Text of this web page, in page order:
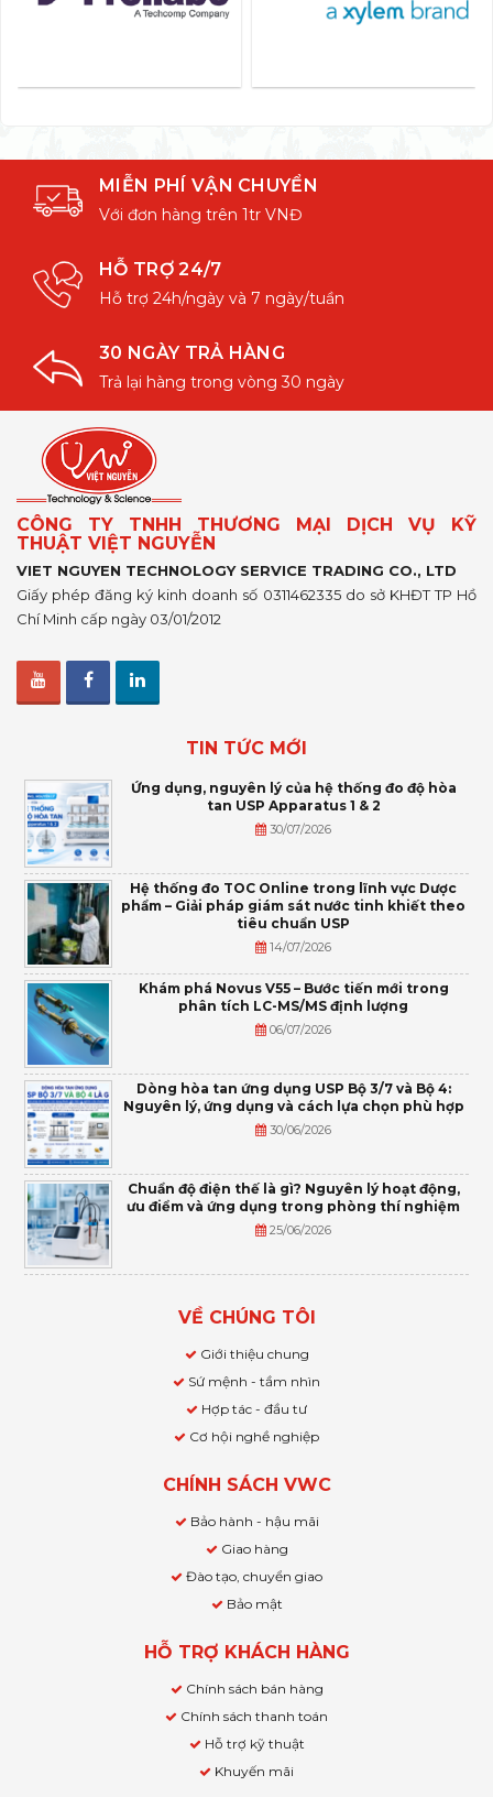
MIỄN PHÍ VẬN CHUYỂN
Với đơn hàng trên 1tr VNĐ
HỖ TRỢ 24/7
Hỗ trợ 24h/ngày và 7 ngày/tuần
30 NGÀY TRẢ HÀNG
Trả lại hàng trong vòng 30 ngày
CÔNG TY TNHH THƯƠNG MẠI DỊCH VỤ KỸ
THUẬT VIỆT NGUYỄN
VIET NGUYEN TECHNOLOGY SERVICE TRADING CO., LTD
Giấy phép đăng ký kinh doanh số 0311462335 do sở KHĐT TP Hồ
Chí Minh cấp ngày 03/01/2012
TIN TỨC MỚI
Ứng dụng, nguyên lý của hệ thống đo độ hòa
tan USP Apparatus 1 & 2
30/07/2026
Hệ thống đo TOC Online trong lĩnh vực Dược
phẩm – Giải pháp giám sát nước tinh khiết theo
tiêu chuẩn USP
14/07/2026
Khám phá Novus V55 – Bước tiến mới trong
phân tích LC-MS/MS định lượng
06/07/2026
Dòng hòa tan ứng dụng USP Bộ 3/7 và Bộ 4:
Nguyên lý, ứng dụng và cách lựa chọn phù hợp
30/06/2026
Chuẩn độ điện thế là gì? Nguyên lý hoạt động,
ưu điểm và ứng dụng trong phòng thí nghiệm
25/06/2026
VỀ CHÚNG TÔI
Giới thiệu chung
Sứ mệnh - tầm nhìn
Hợp tác - đầu tư
Cơ hội nghề nghiệp
CHÍNH SÁCH VWC
Bảo hành - hậu mãi
Giao hàng
Đào tạo, chuyển giao
Bảo mật
HỖ TRỢ KHÁCH HÀNG
Chính sách bán hàng
Chính sách thanh toán
Hỗ trợ kỹ thuật
Khuyến mãi